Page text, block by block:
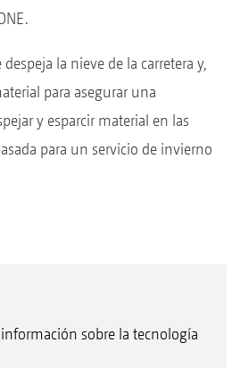
la nieve de la carretera y,
para asegurar una
y esparcir material en las
para un servicio de invierno
sobre la tecnología